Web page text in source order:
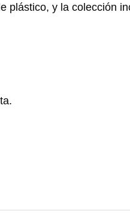
plástico, y la colección